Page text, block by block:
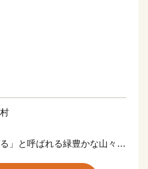
」と呼ばれる緑豊かな山々が